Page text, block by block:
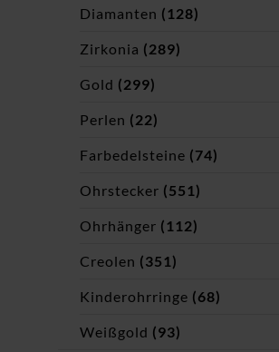
Diamanten (128)
Zirkonia (289)
Gold (299)
Perlen (22)
Farbedelsteine (74)
Ohrstecker (551)
Ohrhänger (112)
Creolen (351)
Kinderohrringe (68)
Weißgold (93)